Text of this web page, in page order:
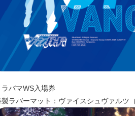
バマWS入場券
製ラバーマット：ヴァイスシュヴァルツ